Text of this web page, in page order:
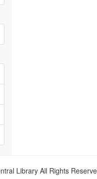
Library All Rights